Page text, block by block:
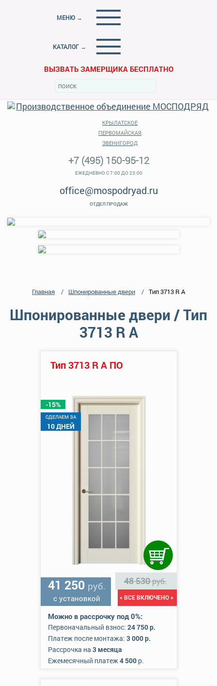
МЕНЮ →
КАТАЛОГ →
ВЫЗВАТЬ ЗАМЕРЩИКА БЕСПЛАТНО
КРЫЛАТСКОЕ
ПЕРВОМАЙСКАЯ
ЗВЕНИГОРОД
+7 (495) 150-95-12
ЕЖЕДНЕВНО С 7:00 ДО 23:00
office@mospodryad.ru
ОТДЕЛ ПРОДАЖ
Главная Шпонированные двери Тип 3713 R А
Шпонированные двери / Тип
3713 R А
-15%
CДЕЛАЕМ ЗА
10 ДНЕЙ
Тип 3713 R А ПО
41 250 руб.
с установкой
48 530руб.
« ВСЕ ВКЛЮЧЕНО »
Можно в рассрочку под 0%:
Первоначальный взнос: 24 750 р.
Платеж после монтажа: 3 000 р.
Рассрочка на 3 месяца
Ежемесячный платеж4 500р.